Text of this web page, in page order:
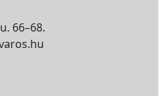
66–68.